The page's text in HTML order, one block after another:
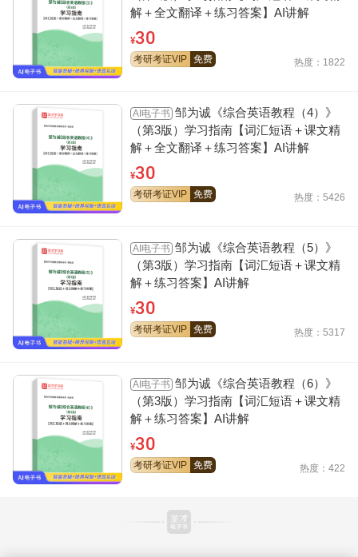
解＋全文翻译＋练习答案】AI讲解
¥30
考研考证VIP 免费 热度：1822
AI电子书 邹为诚《综合英语教程（4）》
（第3版）学习指南【词汇短语＋课文精
解＋全文翻译＋练习答案】AI讲解
¥30
考研考证VIP 免费 热度：5426
AI电子书 邹为诚《综合英语教程（5）》
（第3版）学习指南【词汇短语＋课文精
解＋练习答案】AI讲解
¥30
考研考证VIP 免费 热度：5317
AI电子书 邹为诚《综合英语教程（6）》
（第3版）学习指南【词汇短语＋课文精
解＋练习答案】AI讲解
¥30
考研考证VIP 免费 热度：422